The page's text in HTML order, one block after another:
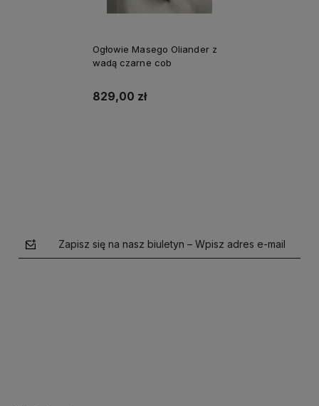
Ogłowie Masego Oliander z
wadą czarne cob
829,00 zł
Zapisz się na nasz biuletyn – Wpisz adres e-mail